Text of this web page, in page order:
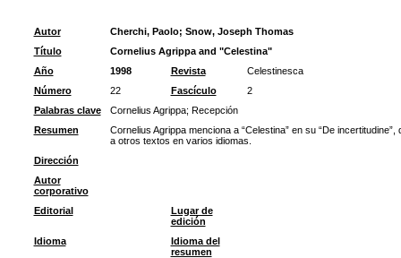
Autor Cherchi, Paolo; Snow, Joseph Thomas
Título
Cornelius Agrippa and "Celestina"
Año
1998 Revista
Celestinesca
Número
22 Fascículo
2
Palabras clave
Cornelius Agrippa; Recepción
Resumen
Cornelius Agrippa menciona a “Celestina” en su “De
a otros textos en varios idiomas.
Dirección
Autor
corporativo
Editorial
Lugar de
edición
Idioma
Idioma del
resumen